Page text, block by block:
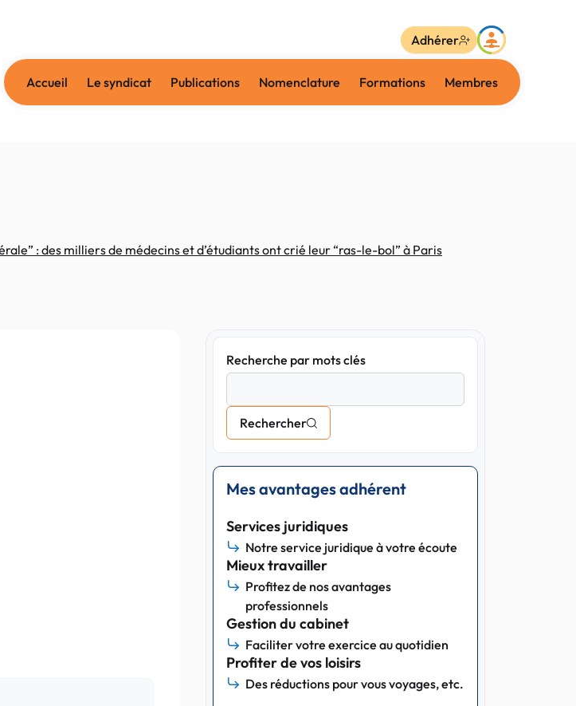
Accueil Le syndicat Publications Nomenclature Formations Membres
Adhérer
: des milliers de médecins et d’étudiants ont crié leur “ras-le-bol” à Paris
Recherche par mots clés
Rechercher
Mes avantages adhérent
Services juridiques
Notre service juridique à votre écoute
Mieux travailler
Profitez de nos avantages
professionnels
Gestion du cabinet
Faciliter votre exercice au quotidien
Profiter de vos loisirs
Des réductions pour vous voyages, etc.